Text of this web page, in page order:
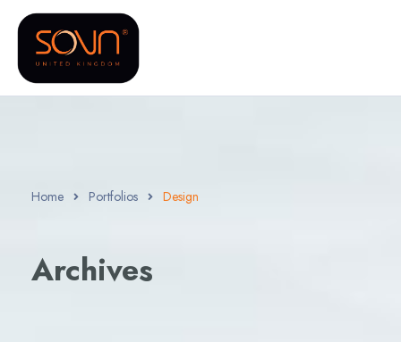
Home Portfolios Design
Archives